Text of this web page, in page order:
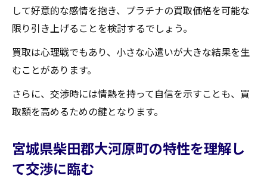
して好意的な感情を抱き、プラチナの買取価格を可能な
限り引き上げることを検討するでしょう。
買取は心理戦でもあり、小さな心遣いが大きな結果を生
むことがあります。
さらに、交渉時には情熱を持って自信を示すことも、買
取額を高めるための鍵となります。
宮城県柴田郡大河原町の特性を理解し
て交渉に臨む